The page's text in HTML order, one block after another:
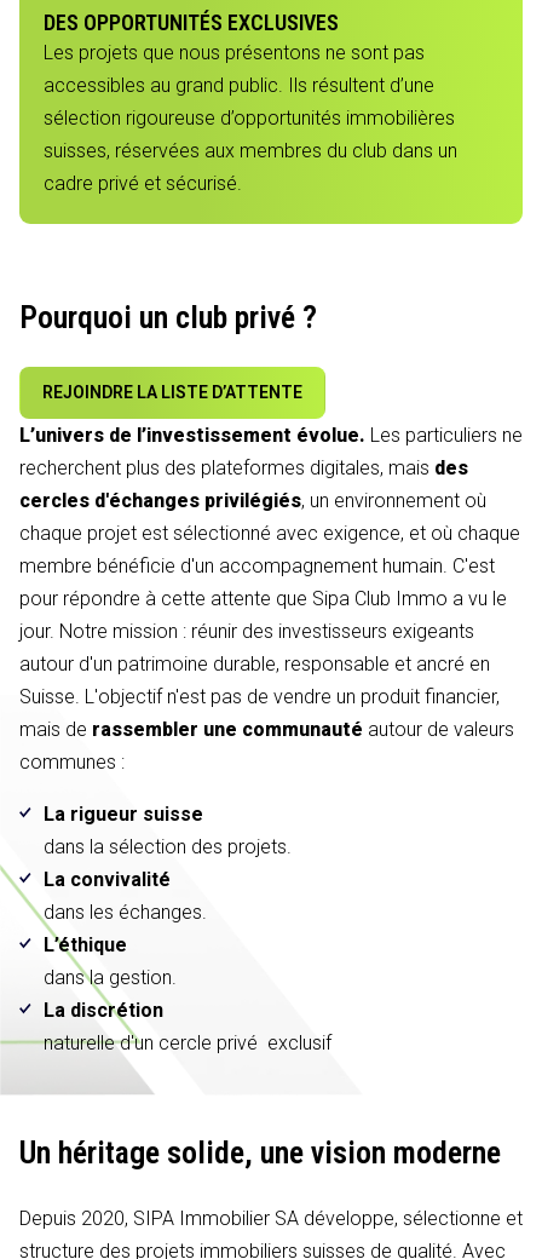
DES OPPORTUNITÉS EXCLUSIVES
Les projets que nous présentons ne sont pas
accessibles au grand public. Ils résultent d’une
sélection rigoureuse d’opportunités immobilières
suisses, réservées aux membres du club dans un
cadre privé et sécurisé.
Pourquoi un club privé ?
REJOINDRE LA LISTE D’ATTENTE
L’univers de l’investissement évolue. Les particuliers ne
recherchent plus des plateformes digitales, mais des
cercles d'échanges privilégiés, un environnement où
chaque projet est sélectionné avec exigence, et où chaque
membre bénéficie d'un accompagnement humain. C'est
pour répondre à cette attente que Sipa Club Immo a vu le
jour. Notre mission : réunir des investisseurs exigeants
autour d'un patrimoine durable, responsable et ancré en
Suisse. L'objectif n'est pas de vendre un produit financier,
mais de rassembler une communauté autour de valeurs
communes :
La rigueur suisse
dans la sélection des projets.
La convivalité
dans les échanges.
L’éthique
dans la gestion.
La discrétion
naturelle d'un cercle privé exclusif
Un héritage solide, une vision moderne
Depuis 2020, SIPA Immobilier SA développe, sélectionne et
structure des projets immobiliers suisses de qualité. Avec